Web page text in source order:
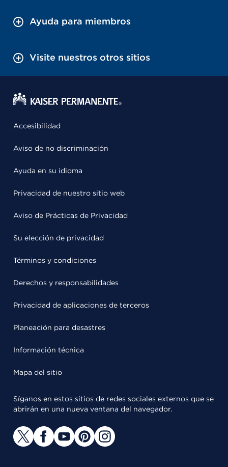
Ayuda para miembros
Visite nuestros otros sitios
Accesibilidad
Aviso de no discriminación
Ayuda en su idioma
Privacidad de nuestro sitio web
Aviso de Prácticas de Privacidad
Su elección de privacidad
Términos y condiciones
Derechos y responsabilidades
Privacidad de aplicaciones de terceros
Planeación para desastres
Información técnica
Mapa del sitio
Síganos en estos sitios de redes sociales externos que se
abrirán en una nueva ventana del navegador.